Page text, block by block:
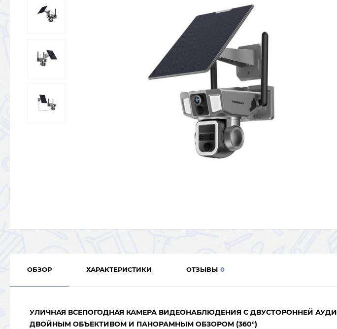
ОБЗОР ХАРАКТЕРИСТИКИ ОТЗЫВЫ 0
УЛИЧНАЯ ВСЕПОГОДНАЯ КАМЕРА ВИДЕОНАБЛЮДЕНИЯ С ДВУСТОРОННЕЙ
ДВОЙНЫМ ОБЪЕКТИВОМ И ПАНОРАМНЫМ ОБЗОРОМ (360°)